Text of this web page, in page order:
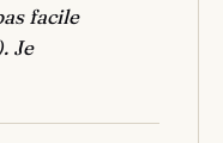
facile
Je